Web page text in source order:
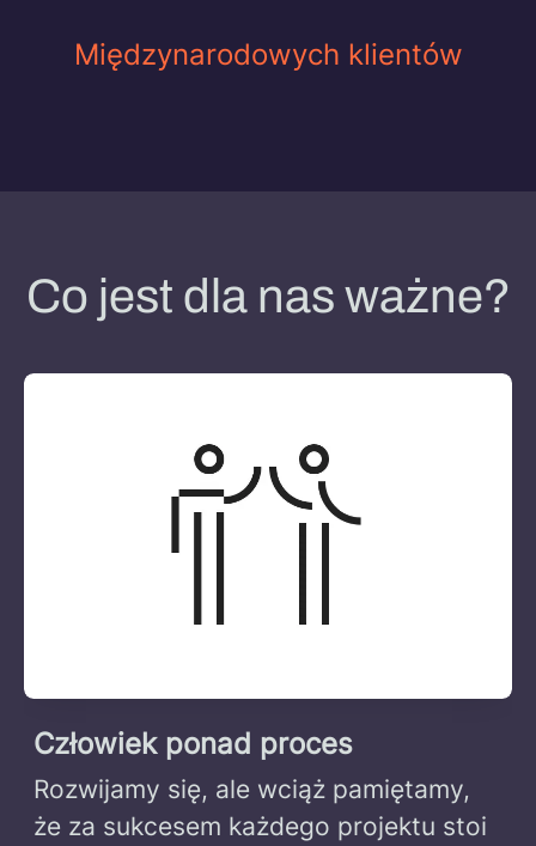
Międzynarodowych klientów
Co jest dla nas ważne?
Człowiek ponad proces
Rozwijamy się, ale wciąż pamiętamy,
że za sukcesem każdego projektu stoi